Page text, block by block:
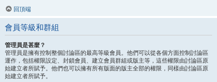
回頂端
會員等級和群組
管理員是甚麼？
管理員是擁有控制整個討論區的最高等級會員。他們可以從各個方面控制討論區
運作，包括權限設定、封鎖會員、建立會員群組或版主等，這些權限由討論區原
始建立者所賦予。他們也可以擁有所有版面的版主全部的權限，同樣由討論區原
始建立者所賦予。